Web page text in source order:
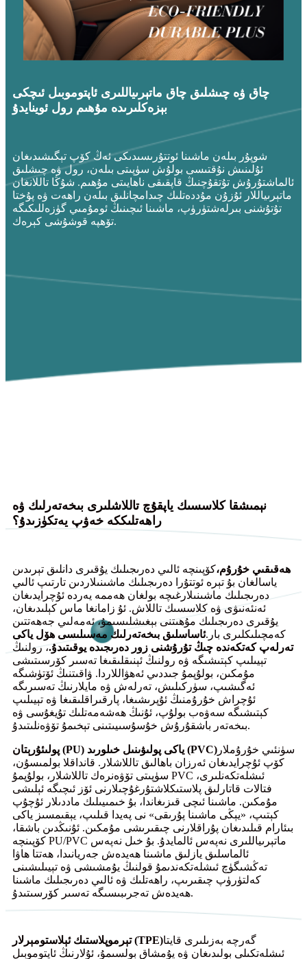
چاق ۋە چىشلىق چاق ماتېرىياللىرى ئاپتوموبىل ئىچكى
بېزەكلىرىدە مۇھىم رول ئوينايدۇ
شوپۇر بىلەن ماشىنا ئوتتۇرىسىدىكى ئەڭ كۆپ تېگىشىدىغان
ئۇلىنىش نۇقتىسى بولۇش سۈپىتى بىلەن، رول ۋە چىشلىق
ئالماشتۇرۇش تۇتقۇچنىڭ قاپقىقى ناھايىتى مۇھىم. شۇڭا تاللانغان
ماتېرىياللار ئۇزۇن مۇددەتلىك چىدامچانلىق بىلەن راھەت ۋە پۇختا
تۇتۇشنى بىرلەشتۈرۈپ، ماشىنا ئىچىنىڭ ئومۇمىي گۈزەللىكىگە
تۆھپە قوشۇشى كېرەك.
نېمىشقا كلاسسىك ياپقۇچ تاللاشلىرى بىخەتەرلىك ۋە
راھەتلىككە خەۋپ يەتكۈزىدۇ؟
ھەقىقىي خۇرۇم،كۆپىنچە ئالىي دەرىجىلىك يۇقىرى دانلىق تېرىدىن
ياسالغان بۇ تېرە ئوتتۇرا دەرىجىلىك ماشىنىلاردىن تارتىپ ئالىي
دەرىجىلىك ماشىنىلارغىچە بولغان ھەممە يەردە ئۇچرايدىغان
ئەنئەنىۋى ۋە كلاسسىك تاللاش. ئۇ زامانغا ماس كېلىدىغان،
يۇقىرى دەرىجىلىك مۇھىتنى بېغىشلىسىمۇ، ئەمەلىي جەھەتتىن
كەمچىلىكلىرى بار.ئاساسلىق بىخەتەرلىك مەسىلىسى ھۆل ياكى
تەرلەپ كەتكەندە چىڭ تۇرۇشنى زور دەرىجىدە يوقىتىدۇ.، رولنىڭ
تېيىلىپ كېتىشىگە ۋە رولنىڭ ئېنىقلىقىغا تەسىر كۆرسىتىشى
مۇمكىن، بولۇپمۇ جىددىي ئەھۋاللاردا. ۋاقىتنىڭ ئۆتۈشىگە
ئەگىشىپ، سۈركىلىش، تەرلەش ۋە مايلارنىڭ تەسىرىگە
ئۇچراش خۇرۇمنىڭ ئۇپرىشىغا، پارقىراقلىقىغا ۋە تېيىلىپ
كېتىشىگە سەۋەب بولۇپ، ئۇنىڭ ھەشەمەتلىك تۇيغۇسى ۋە
بىخەتەر باشقۇرۇش خۇسۇسىيىتىنى تېخىمۇ تۆۋەنلىتىدۇ.
پولىئۇرېتان (PU) ياكى پولىۋىنىل خىلورىد (PVC) سۈنئىي خۇرۇملار
كۆپ ئۇچرايدىغان ئەرزان باھالىق تاللاشلار. قانداقلا بولمىسۇن،
سۈپىتى تۆۋەنرەك تاللاشلار، بولۇپمۇ PVC ئىشلەتكەنلىرى،
فتالات قاتارلىق پلاستىكلاشتۇرغۇچىلارنى ئۆز ئىچىگە ئېلىشى
مۇمكىن. ماشىنا ئىچى قىزىغاندا، بۇ خىمىيىلىك ماددىلار ئۇچۇپ
كېتىپ، «يېڭى ماشىنا پۇرىقى» نى پەيدا قىلىپ، يېقىمسىز ياكى
بىئارام قىلىدىغان پۇراقلارنى چىقىرىشى مۇمكىن. ئۇنىڭدىن باشقا،
كۆپىنچە PU/PVC ماتېرىياللىرى نەپەس ئالمايدۇ. بۇ خىل نەپەس
ئالماسلىق يازلىق ماشىنا ھەيدەش جەريانىدا، ھەتتا ھاۋا
تەڭشىگۈچ ئىشلەتكەندىمۇ قولنىڭ يۇمشىشى ۋە تېيىلىشىنى
كەلتۈرۈپ چىقىرىپ، راھەتلىك ۋە ئالىي دەرىجىلىك ماشىنا
ھەيدەش تەجرىبىسىگە تەسىر كۆرسىتىدۇ.
تېرموپلاستىك ئېلاستومېرلار (TPE)گەرچە بەزىلىرى قايتا
ئىشلەتكىلى بولىدىغان ۋە يۇمشاق بولسىمۇ، ئۇلارنىڭ ئاپتوموبىل